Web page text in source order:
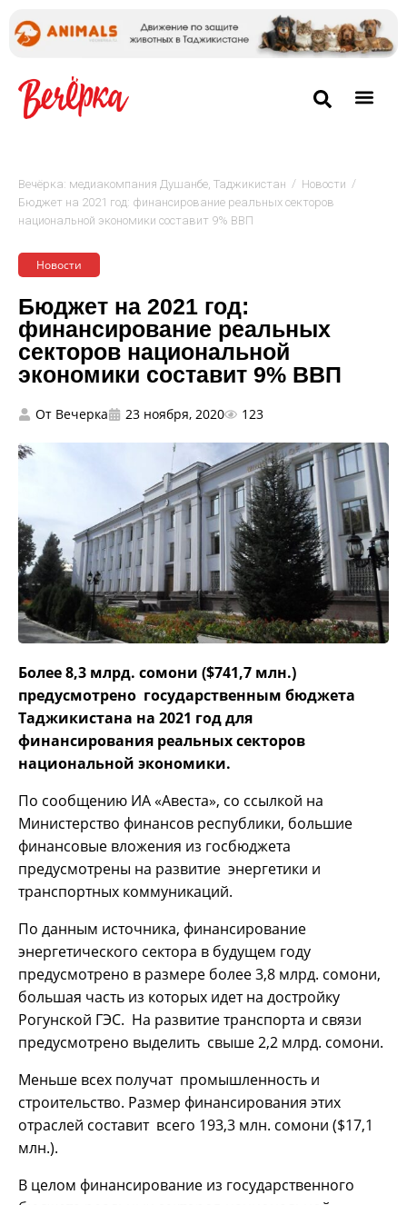
Вечёрка: медиакомпания Душанбе, Таджикистан / Новости /
Бюджет на 2021 год: финансирование реальных секторов
национальной экономики составит 9% ВВП
Новости
Бюджет на 2021 год:
финансирование реальных
секторов национальной
экономики составит 9% ВВП
От Вечерка 23 ноября, 2020 123
Более 8,3 млрд. сомони ($741,7 млн.)
предусмотрено государственным бюджета
Таджикистана на 2021 год для
финансирования реальных секторов
национальной экономики.
По сообщению ИА «Авеста», со ссылкой на
Министерство финансов республики, большие
финансовые вложения из госбюджета
предусмотрены на развитие энергетики и
транспортных коммуникаций.
По данным источника, финансирование
энергетического сектора в будущем году
предусмотрено в размере более 3,8 млрд. сомони,
большая часть из которых идет на достройку
Рогунской ГЭС. На развитие транспорта и связи
предусмотрено выделить свыше 2,2 млрд. сомони.
Меньше всех получат промышленность и
строительство. Размер финансирования этих
отраслей составит всего 193,3 млн. сомони ($17,1
млн.).
В целом финансирование из государственного